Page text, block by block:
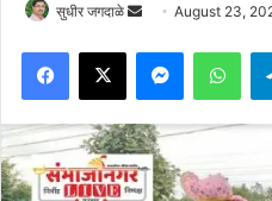
सुधीर जगदाळे
Send
email
August 23,
Facebook
X Messenger